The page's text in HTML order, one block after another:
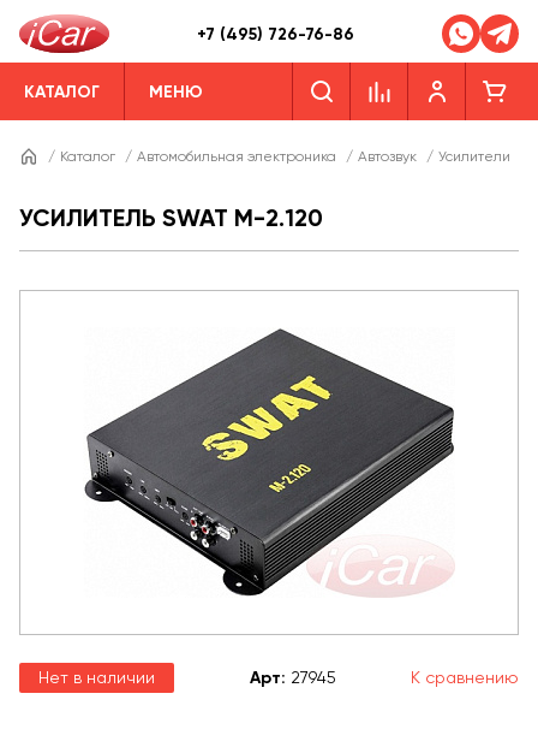
+7 (495) 726-76-86
КАТАЛОГ МЕНЮ
/ Каталог / Автомобильная электроника / Автозвук / Усилители
УСИЛИТЕЛЬ SWAT M-2.120
Нет в наличии Арт: 27945 К сравнению